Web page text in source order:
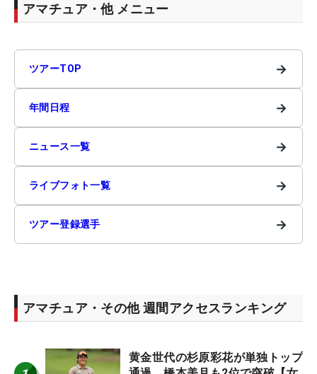
アマチュア・他 メニュー
ツアーTOP →
年間日程 →
ニュース一覧 →
ライブフォト一覧 →
ツアー登録選手 →
アマチュア・その他 週間アクセスランキング
黄金世代の杉原彩花が単独トップ